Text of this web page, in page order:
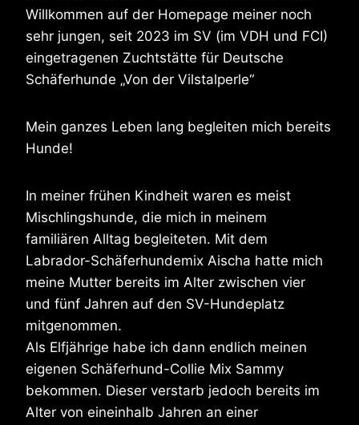
Willkommen auf der Homepage meiner noch
sehr jungen, seit 2023 im SV (im VDH und FCI)
eingetragenen Zuchtstätte für Deutsche
Schäferhunde „Von der Vilstalperle“
Mein ganzes Leben lang begleiten mich bereits
Hunde!
In meiner frühen Kindheit waren es meist
Mischlingshunde, die mich in meinem
familiären Alltag begleiteten. Mit dem
Labrador-Schäferhundemix Aischa hatte mich
meine Mutter bereits im Alter zwischen vier
und fünf Jahren auf den SV-Hundeplatz
mitgenommen.
Als Elfjährige habe ich dann endlich meinen
eigenen Schäferhund-Collie Mix Sammy
bekommen. Dieser verstarb jedoch bereits im
Alter von eineinhalb Jahren an einer